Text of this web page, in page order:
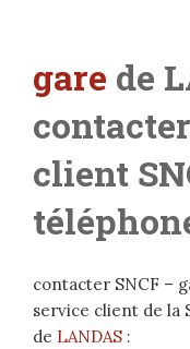
gare de
client
contacter SNCF –
service client de la
de LANDAS :